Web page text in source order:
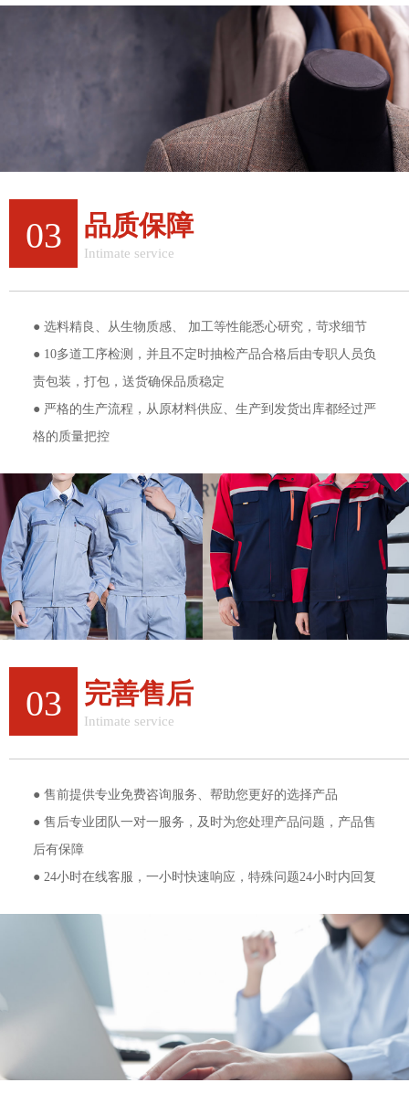
03 品质保障
Intimate service
● 选料精良、从生物质感、 加工等性能悉心研究，苛求细节
● 10多道工序检测，并且不定时抽检产品合格后由专职人员负
责包装，打包，送货确保品质稳定
● 严格的生产流程，从原材料供应、生产到发货出库都经过严
格的质量把控
03 完善售后
Intimate service
● 售前提供专业免费咨询服务、帮助您更好的选择产品
● 售后专业团队一对一服务，及时为您处理产品问题，产品售
后有保障
● 24小时在线客服，一小时快速响应，特殊问题24小时内回复